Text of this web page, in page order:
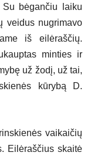
bėgančiu laiku
veidus nugrimavo
iš eilėraščių.
minties ir
už žodį, už tai,
kūrybą D.
vaikaičių
Eilėraščius skaitė